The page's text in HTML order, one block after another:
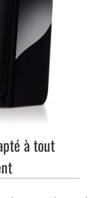
à tout